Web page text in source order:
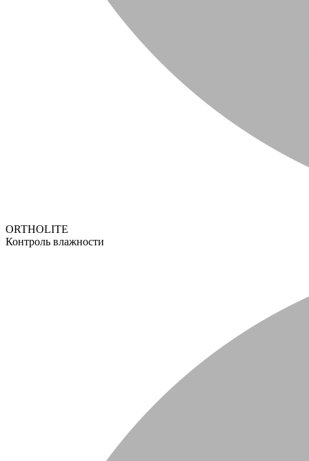
ORTHOLITE
Контроль влажности